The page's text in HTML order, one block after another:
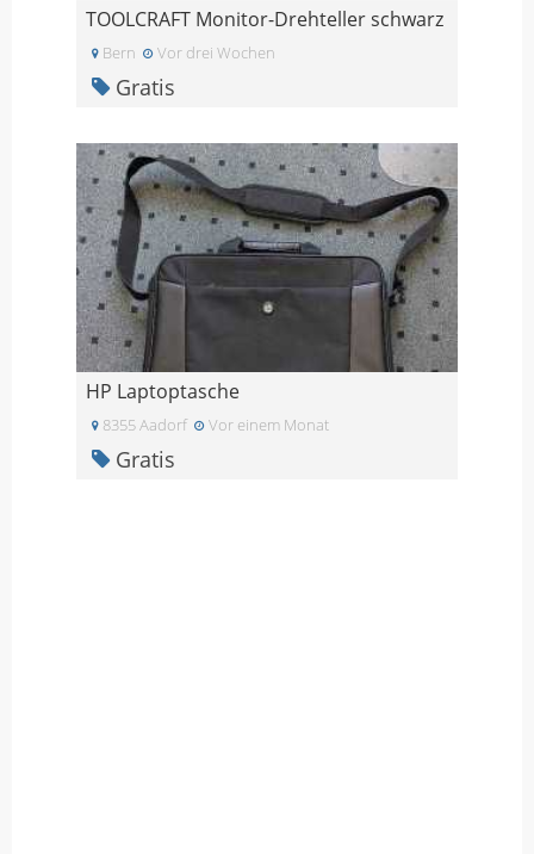
TOOLCRAFT Monitor-Drehteller schwarz
Bern Vor drei Wochen
Gratis
HP Laptoptasche
8355 Aadorf Vor einem Monat
Gratis